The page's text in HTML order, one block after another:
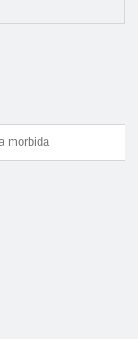
morbida